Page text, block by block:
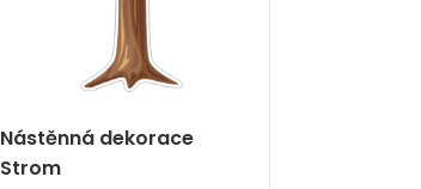
Nástěnná dekorace
Strom